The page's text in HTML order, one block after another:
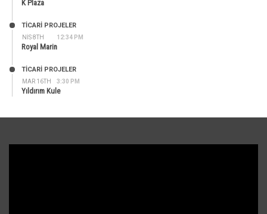
K Plaza
NIS 8TH 12:34 PM
TİCARİ PROJELER
Royal Marin
MAR 16TH 3:30 PM
TİCARİ PROJELER
Yıldırım Kule